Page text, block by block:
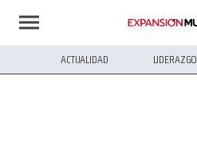
ACTUALIDAD LIDERAZGO